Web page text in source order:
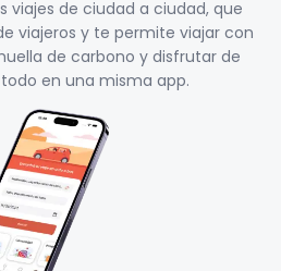
viajes de ciudad a ciudad, que
viajeros y te permite viajar con
de carbono y disfrutar de
en una misma app.